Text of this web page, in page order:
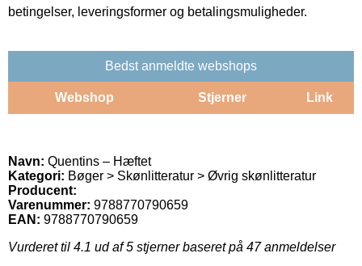
betingelser, leveringsformer og betalingsmuligheder.
Bedst anmeldte webshops
Webshop Stjerner Link
Navn: Quentins – Hæftet
Kategori: Bøger > Skønlitteratur > Øvrig skønlitteratur
Producent:
Varenummer: 9788770790659
EAN: 9788770790659
Vurderet til 4.1 ud af 5 stjerner baseret på 47anmeldelser